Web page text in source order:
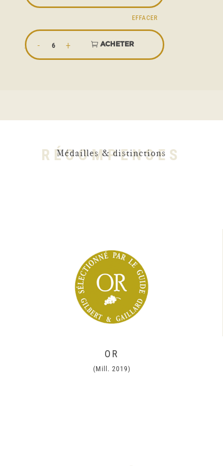
EFFACER
de
Lafabuleuse
ACHETER
RÉCOMPENSES
Médailles & distinctions
OR
(Mill. 2019)